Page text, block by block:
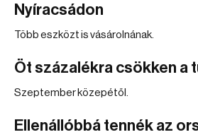
Nyíracsádon
Több eszközt is vásárolnának.
Öt százalékra csökken a
Szeptember közepétől.
Ellenállóbbá tennék az